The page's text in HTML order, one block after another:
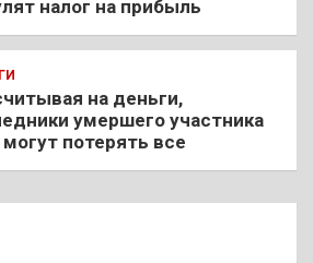
налог на прибыль
на деньги,
умершего участника
потерять все